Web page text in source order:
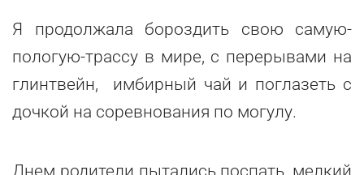
Я продолжала бороздить свою самую-
пологую-трассу в мире, с перерывами на
глинтвейн, имбирный чай и поглазеть с
дочкой на соревнования по могулу.
Днем родители пытались поспать, мелкий